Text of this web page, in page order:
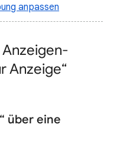
anpassen
Anzeige“
über eine